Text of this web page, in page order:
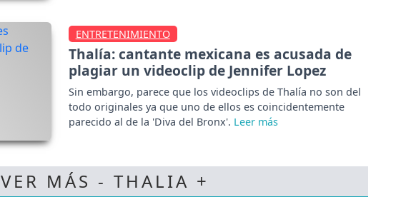
ENTRETENIMIENTO
Thalía: cantante mexicana es acusada de
plagiar un videoclip de Jennifer Lopez
Sin embargo, parece que los videoclips de Thalía no son del
todo originales ya que uno de ellos es coincidentemente
parecido al de la 'Diva del Bronx'.
VER MÁS - THALIA +